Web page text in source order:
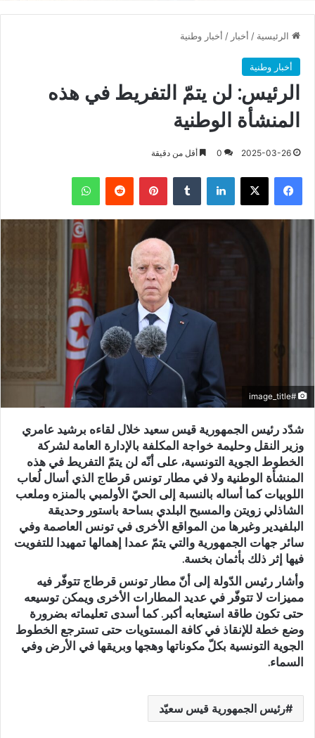
الرئيسية / أخبار / أخبار وطنية
أخبار وطنية
الرئيس: لن يتمّ التفريط في هذه
المنشأة الوطنية
2025-03-26
0 أقل من دقيقة
فيسبوك X لينكدإن بينتيريست واتساب
#image_title
شدّد رئيس الجمهورية قيس سعيد خلال لقاءه برشيد عامري
وزير النقل وحليمة خواجة المكلفة بالإدارة العامة لشركة
الخطوط الجوية التونسية، على أنّه لن يتمّ التفريط في هذه
المنشأة الوطنية ولا في مطار تونس قرطاج الذي أسال لُعاب
اللوبيات كما أساله بالنسبة إلى الحيّ الأولمبي بالمنزه وملعب
الشاذلي زويتن والمسبح البلدي بساحة باستور وحديقة
البلفيدير وغيرها من المواقع الأخرى في تونس العاصمة وفي
سائر جهات الجمهورية والتي يتمّ عمدا إهمالها تمهيدا للتفويت
فيها إثر ذلك بأثمان بخسة.
وأشار رئيس الدّولة إلى أنّ مطار تونس قرطاج تتوفّر فيه
مميزات لا تتوفّر في عديد المطارات الأخرى ويمكن توسيعه
حتى تكون طاقة استيعابه أكبر. كما أسدى تعليماته بضرورة
وضع خطة للإنقاذ في كافة المستويات حتى تسترجع الخطوط
الجوية التونسية بكلّ مكوناتها وهجها وبريقها في الأرض وفي
السماء.
رئيس الجمهورية قيس سعيّد